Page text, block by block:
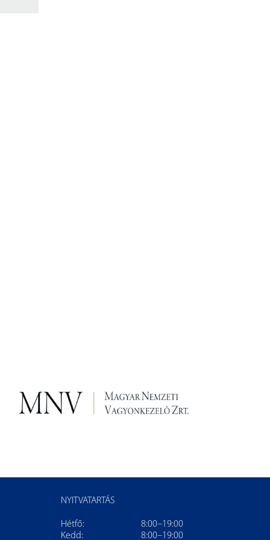
NYITVATARTÁS
Hétfő:
8:00–19:00
Kedd:
8:00–19:00